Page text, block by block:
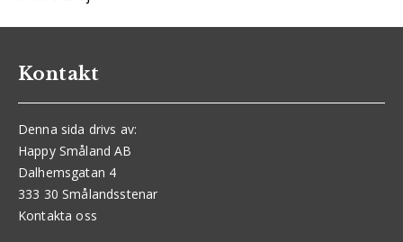
Kontakt
Denna sida drivs av:
Happy Småland AB
Dalhemsgatan 4
333 30 Smålandsstenar
Kontakta oss